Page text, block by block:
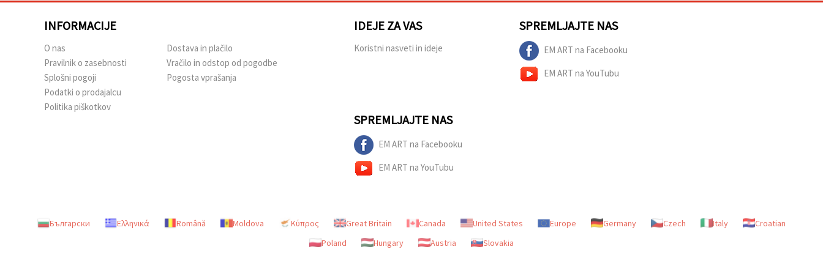
INFORMACIJE
O nas
Pravilnik o zasebnosti
Splošni pogoji
Podatki o prodajalcu
Politika piškotkov
Dostava in plačilo
Vračilo in odstop od pogodbe
Pogosta vprašanja
IDEJE ZA VAS
Koristni nasveti in ideje
SPREMLJAJTE NAS
EM ART na Facebooku
EM ART na YouTubu
SPREMLJAJTE NAS
EM ART na Facebooku
EM ART na YouTubu
Български Ελληνικά Română Moldova Κύπρος Great Britain Canada United States Europe Germany Czech Italy
Croatian
Poland
Hungary Austria Slovakia